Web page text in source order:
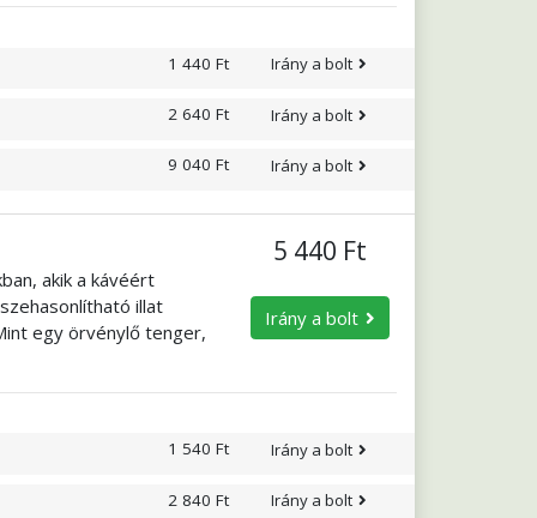
származó
1 440 Ft Irány a bolt
2 640 Ft Irány a bolt
9 040 Ft Irány a bolt
akik a kávéért
illat
egy örvénylő tenger,
tartja. Egyhangúan
5 440 Ft
Irány a bolt
1 540 Ft Irány a bolt
2 840 Ft Irány a bolt